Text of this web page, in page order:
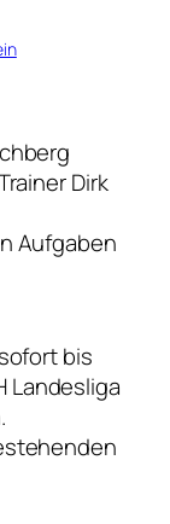
Dirk
Aufgaben
bis
Landesliga